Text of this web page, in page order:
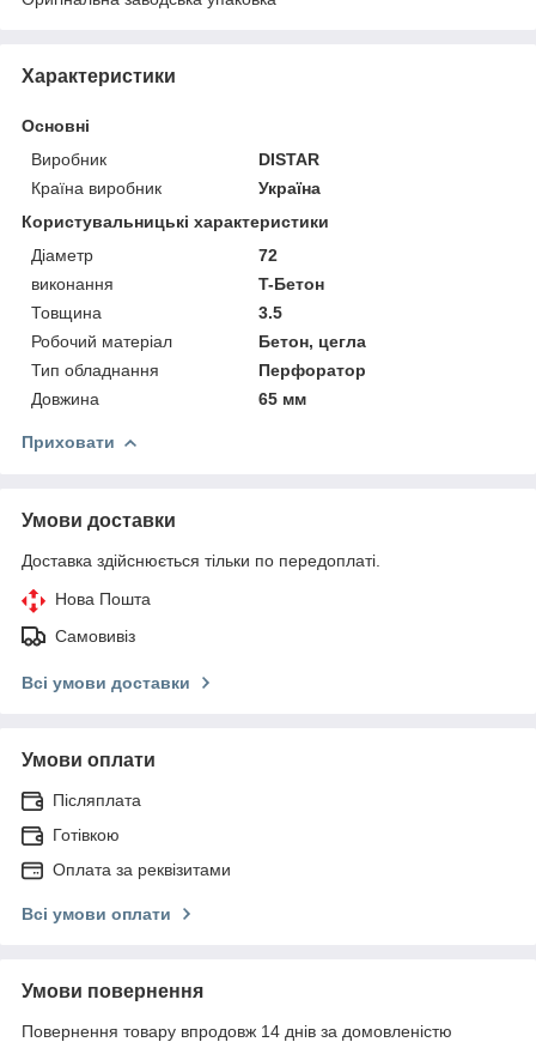
Характеристики
Основні
Виробник
DISTAR
Країна виробник
Україна
Користувальницькі характеристики
Діаметр
72
виконання
T-Бетон
Товщина
3.5
Робочий матеріал
Бетон, цегла
Тип обладнання
Перфоратор
Довжина
65 мм
Приховати
Умови доставки
Доставка здійснюється тільки по передоплаті.
Нова Пошта
Самовивіз
Всі умови доставки
Умови оплати
Післяплата
Готівкою
Оплата за реквізитами
Всі умови оплати
Умови повернення
Повернення товару впродовж 14 днів за домовленістю